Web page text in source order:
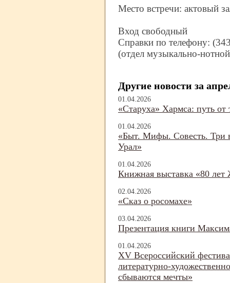
Место встречи: актовый
Вход свободный
Справки по телефону:
(отдел музыкально-
Другие новости за
01.04.2026
«Старуха» Хармса: путь от
01.04.2026
«Быт. Мифы. Совесть. Три
Урал»
01.04.2026
Книжная выставка «80
02.04.2026
«Сказ о росомахе»
03.04.2026
Презентация книги
01.04.2026
XV Всероссийский
литературно-
сбываются мечты»